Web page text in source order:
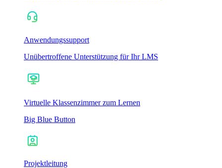
Anwendungssupport
Unübertroffene Unterstützung für Ihr LMS
Virtuelle Klassenzimmer zum Lernen
Big Blue Button
Projektleitung